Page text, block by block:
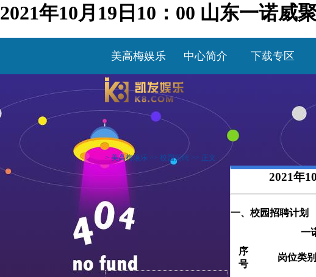
2021年10月19日10：00 山东一诺
美高梅娱乐 中心简介 下载专区
> 美高梅娱乐 >> 校园招聘 >> 正文
2021年
一、校园招聘计划
一
序
号
岗位类别